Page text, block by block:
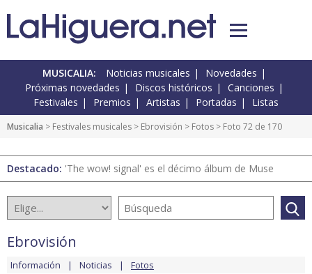
MUSICALIA: Noticias musicales
Novedades
Próximas novedades
Discos históricos
Canciones
Festivales
Premios Artistas Portadas Listas
Musicalia > Festivales musicales > Ebrovisión > Fotos > Foto 72 de 170
Destacado: 'The wow! signal' es el décimo álbum de Muse
Ebrovisión
Información Noticias Fotos